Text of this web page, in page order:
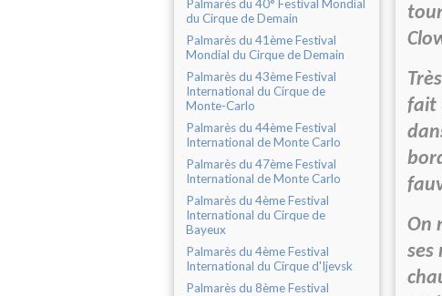
Palmarès du 40° Festival Mondial
du Cirque de Demain
Palmarès du 41ème Festival
Mondial du Cirque de Demain
Palmarès du 43ème Festival
International du Cirque de
Monte-Carlo
Palmarès du 44ème Festival
International de Monte Carlo
Palmarès du 47ème Festival
International de Monte Carlo
Palmarès du 4ème Festival
International du Cirque de
Bayeux
Palmarès du 4ème Festival
International du Cirque d'Ijevsk
Palmarès du 8ème Festival
fait
On
ses